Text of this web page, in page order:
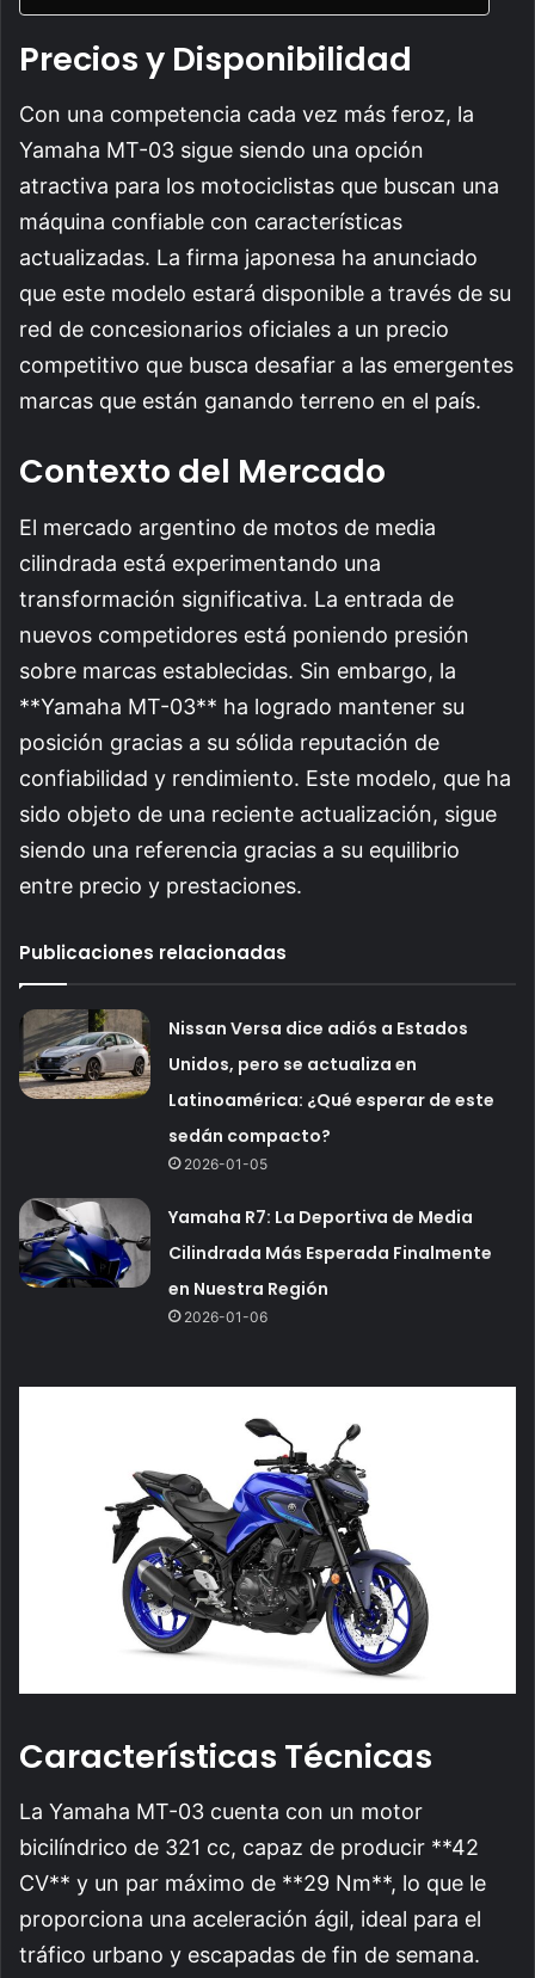
Precios y Disponibilidad
Con una competencia cada vez más feroz, la
Yamaha MT-03 sigue siendo una opción
atractiva para los motociclistas que buscan una
máquina confiable con características
actualizadas. La firma japonesa ha anunciado
que este modelo estará disponible a través de su
red de concesionarios oficiales a un precio
competitivo que busca desafiar a las emergentes
marcas que están ganando terreno en el país.
Contexto del Mercado
El mercado argentino de motos de media
cilindrada está experimentando una
transformación significativa. La entrada de
nuevos competidores está poniendo presión
sobre marcas establecidas. Sin embargo, la
**Yamaha MT-03** ha logrado mantener su
posición gracias a su sólida reputación de
confiabilidad y rendimiento. Este modelo, que ha
sido objeto de una reciente actualización, sigue
siendo una referencia gracias a su equilibrio
entre precio y prestaciones.
Publicaciones relacionadas
Nissan Versa dice adiós a Estados
Unidos, pero se actualiza en
Latinoamérica: ¿Qué esperar de este
sedán compacto?
2026-01-05
Yamaha R7: La Deportiva de Media
Cilindrada Más Esperada Finalmente
en Nuestra Región
2026-01-06
Características Técnicas
La Yamaha MT-03 cuenta con un motor
bicilíndrico de 321 cc, capaz de producir **42
CV** y un par máximo de **29 Nm**, lo que le
proporciona una aceleración ágil, ideal para el
tráfico urbano y escapadas de fin de semana.